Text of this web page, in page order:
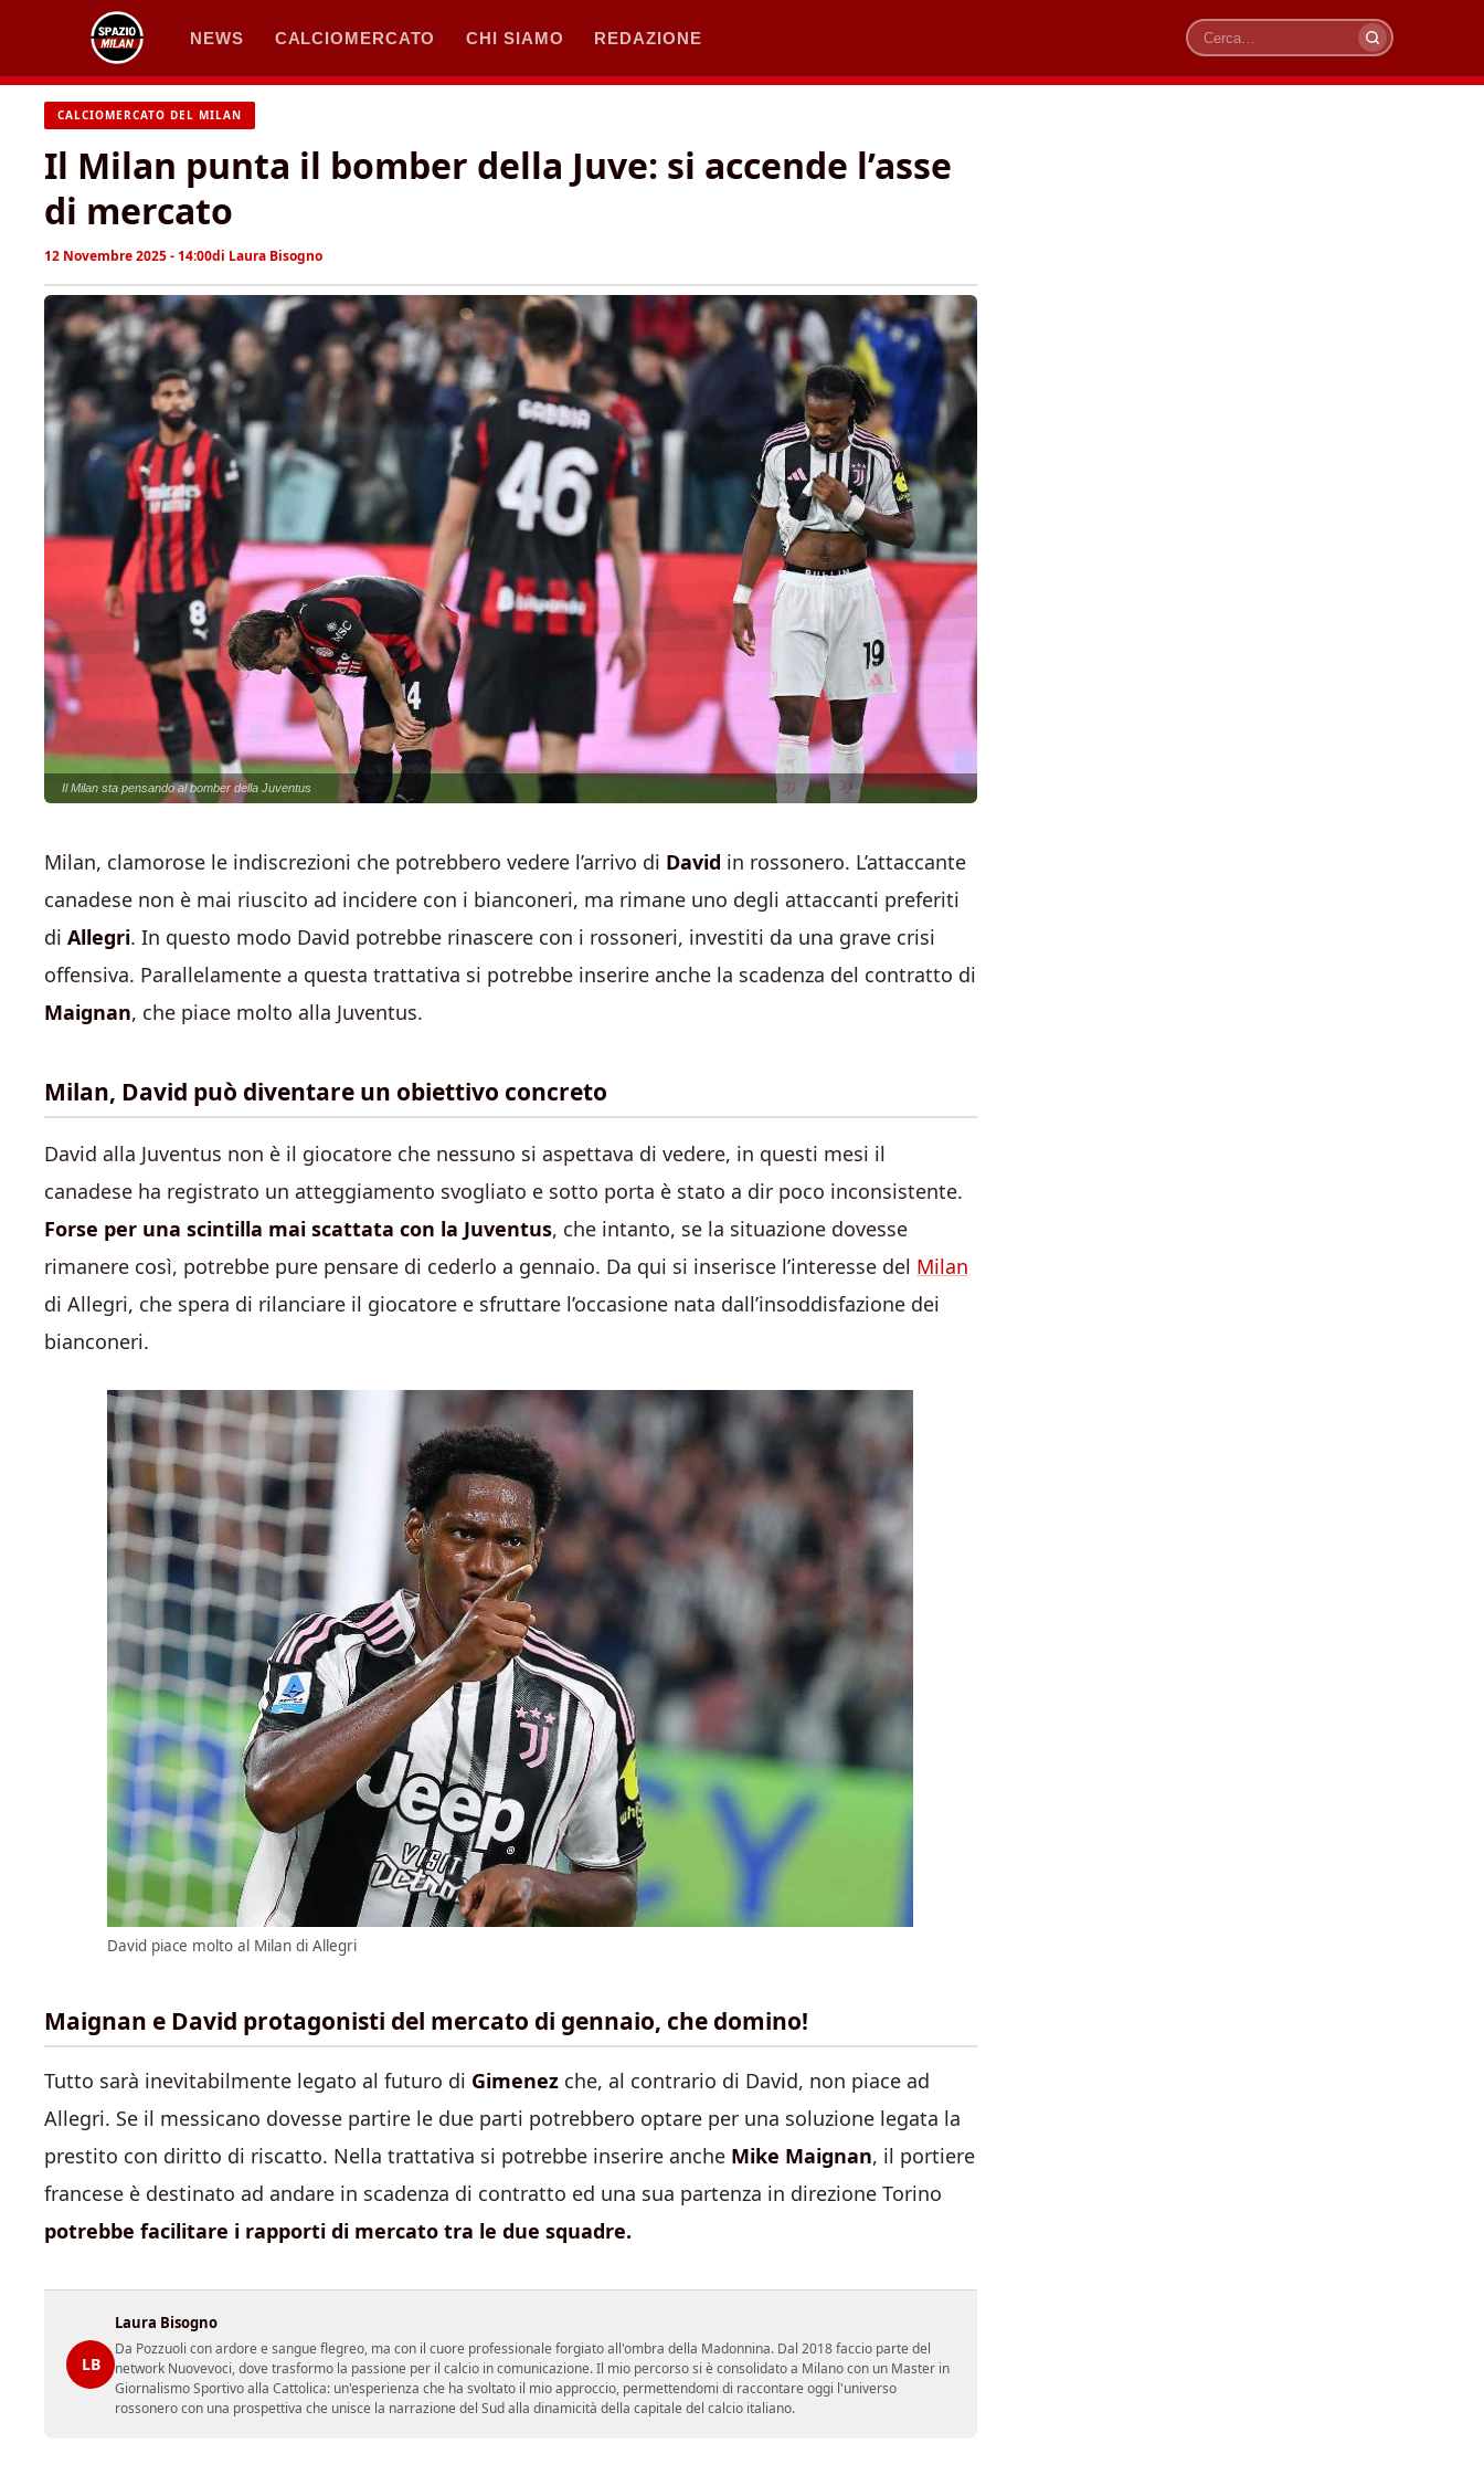
contenuto
NEWS CALCIOMERCATO CHI SIAMO REDAZIONE
Cerca
CALCIOMERCATO DEL MILAN
Il Milan punta il bomber della Juve: si accende l’asse
di mercato
12 Novembre 2025 - 14:00di Laura Bisogno
Il Milan sta pensando al bomber della Juventus
Milan, clamorose le indiscrezioni che potrebbero vedere l’arrivo di David in rossonero. L’attaccante
canadese non è mai riuscito ad incidere con i bianconeri, ma rimane uno degli attaccanti preferiti
di Allegri. In questo modo David potrebbe rinascere con i rossoneri, investiti da una grave crisi
offensiva. Parallelamente a questa trattativa si potrebbe inserire anche la scadenza del contratto di
Maignan, che piace molto alla Juventus.
Milan, David può diventare un obiettivo concreto
David alla Juventus non è il giocatore che nessuno si aspettava di vedere, in questi mesi il
canadese ha registrato un atteggiamento svogliato e sotto porta è stato a dir poco inconsistente.
Forse per una scintilla mai scattata con la Juventus, che intanto, se la situazione dovesse
rimanere così, potrebbe pure pensare di cederlo a gennaio. Da qui si inserisce l’interesse del Milan
di Allegri, che spera di rilanciare il giocatore e sfruttare l’occasione nata dall’insoddisfazione dei
bianconeri.
David piace molto al Milan di Allegri
Maignan e David protagonisti del mercato di gennaio, che domino!
Tutto sarà inevitabilmente legato al futuro di Gimenez che, al contrario di David, non piace ad
Allegri. Se il messicano dovesse partire le due parti potrebbero optare per una soluzione legata la
prestito con diritto di riscatto. Nella trattativa si potrebbe inserire anche Mike Maignan, il portiere
francese è destinato ad andare in scadenza di contratto ed una sua partenza in direzione Torino
potrebbe facilitare i rapporti di mercato tra le due squadre.
LB
Laura Bisogno
Da Pozzuoli con ardore e sangue flegreo, ma con il cuore professionale forgiato all'ombra della Madonnina. Dal 2018 faccio parte del
network Nuovevoci, dove trasformo la passione per il calcio in comunicazione. Il mio percorso si è consolidato a Milano con un Master in
Giornalismo Sportivo alla Cattolica: un'esperienza che ha svoltato il mio approccio, permettendomi di raccontare oggi l'universo
rossonero con una prospettiva che unisce la narrazione del Sud alla dinamicità della capitale del calcio italiano.